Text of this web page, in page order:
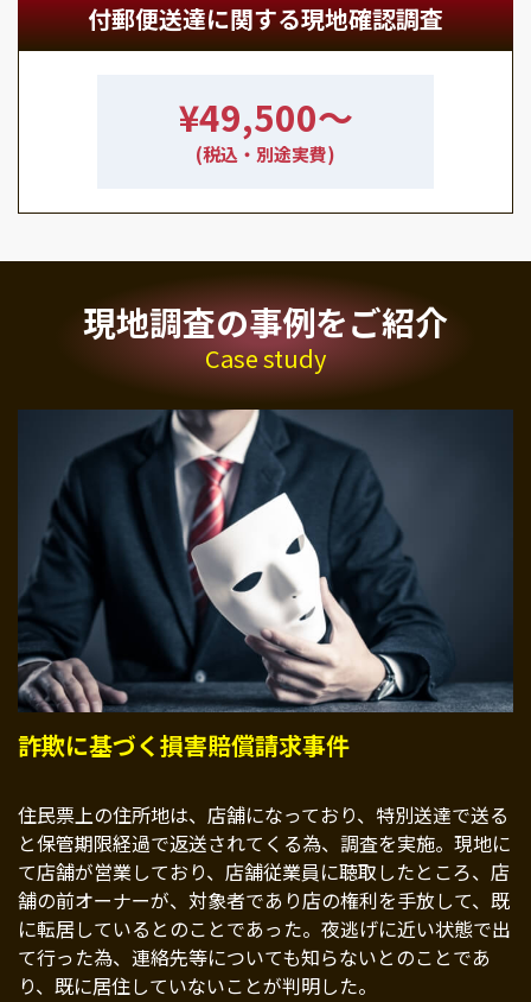
付郵便送達に関する現地確認調査
¥49,500〜
(税込・別途実費)
現地調査の事例をご紹介
Case study
詐欺に基づく損害賠償請求事件
住民票上の住所地は、店舗になっており、特別送達で送る
と保管期限経過で返送されてくる為、調査を実施。現地に
て店舗が営業しており、店舗従業員に聴取したところ、店
舗の前オーナーが、対象者であり店の権利を手放して、既
に転居しているとのことであった。夜逃げに近い状態で出
て行った為、連絡先等についても知らないとのことであ
り、既に居住していないことが判明した。